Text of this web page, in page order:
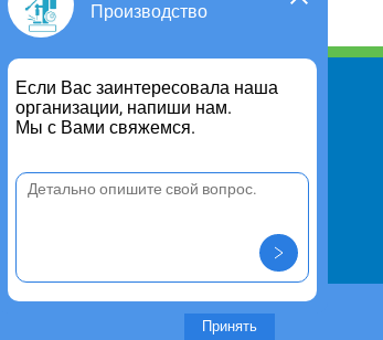
Производство
Если Вас заинтересовала наша
организации, напиши нам.
Мы с Вами свяжемся.
Принять
Информация
Для чего существует портал
Правило cookie
предложение